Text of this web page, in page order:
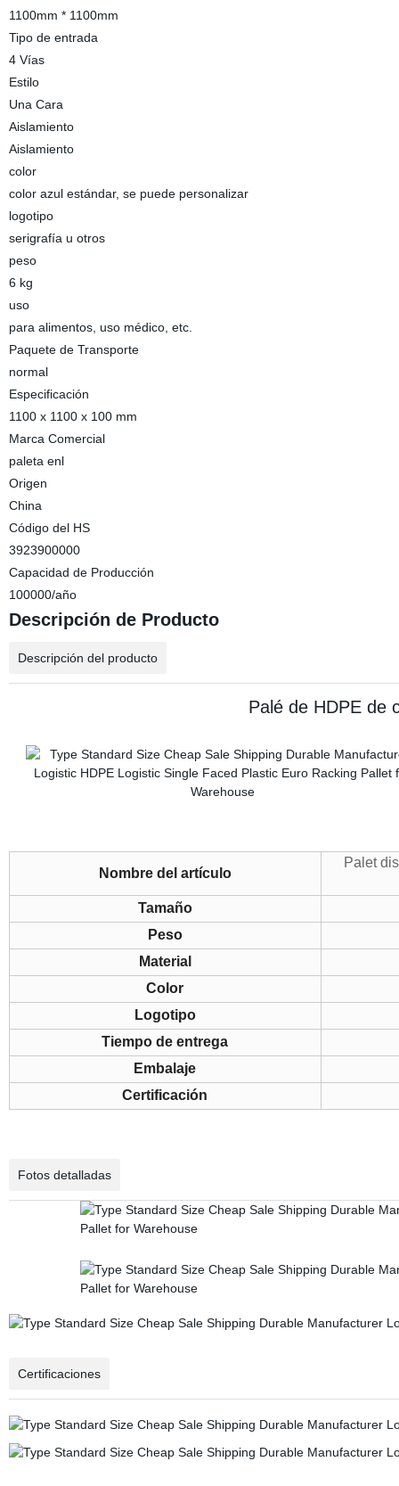
1100mm * 1100mm
Tipo de entrada
4 Vías
Estilo
Una Cara
Aislamiento
Aislamiento
color
color azul estándar, se puede personalizar
logotipo
serigrafía u otros
peso
6 kg
uso
para alimentos, uso médico, etc.
Paquete de Transporte
normal
Especificación
1100 x 1100 x 100 mm
Marca Comercial
paleta enl
Origen
China
Código del HS
3923900000
Capacidad de Producción
100000/año
Descripción de Producto
Descripción del producto
Palé de HDPE de
Nombre del artículo
Palet
Tamaño
Peso
Material
Color
Logotipo
Tiempo de entrega
Embalaje
Certificación
Fotos detalladas
Certificaciones